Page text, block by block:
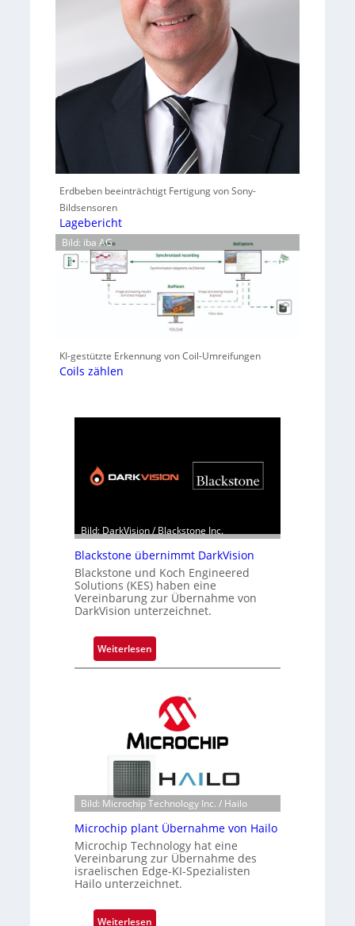
Erdbeben beeinträchtigt Fertigung von Sony-
Bildsensoren
Lagebericht
Bild: iba AG
KI-gestützte Erkennung von Coil-Umreifungen
Coils zählen
Bild: DarkVision / Blackstone Inc.
Blackstone übernimmt DarkVision
Blackstone und Koch Engineered
Solutions (KES) haben eine
Vereinbarung zur Übernahme von
DarkVision unterzeichnet.
Weiterlesen
B
s
n
e
ü
b
e
r
i
Bild: Microchip Technology Inc. / Hailo
Microchip plant Übernahme von Hailo
Microchip Technology hat eine
Vereinbarung zur Übernahme des
israelischen Edge-KI-Spezialisten
Hailo unterzeichnet.
Weiterlesen